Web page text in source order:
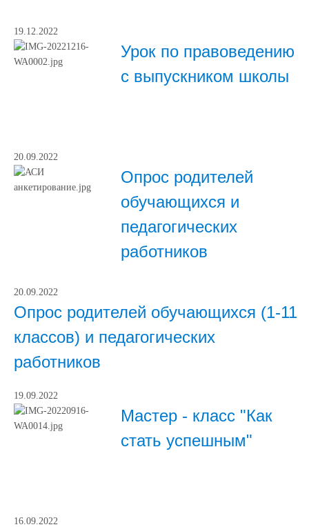
19.12.2022
Урок по правоведению
с выпускником школы
20.09.2022
Опрос родителей
обучающихся и
педагогических
работников
20.09.2022
Опрос родителей обучающихся (1-11
классов) и педагогических
работников
19.09.2022
Мастер - класс "Как
стать успешным"
16.09.2022